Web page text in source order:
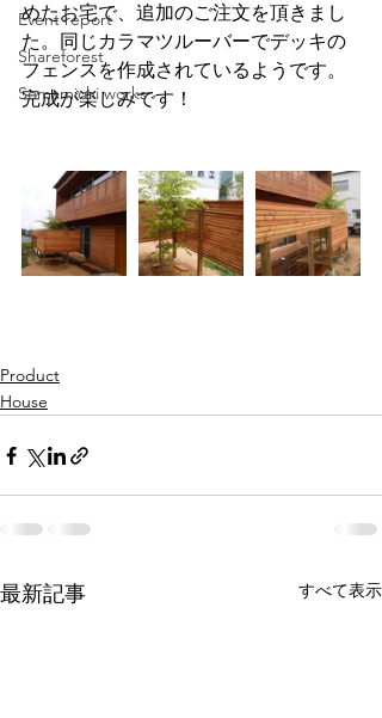
Event report
Shareforest
Somamichi works
めたお宅で、追加のご注文を頂きまし
た。同じカラマツルーバーでデッキの
フェンスを作成されているようです。
完成が楽しみです！
Product
House
最新記事 すべて表示